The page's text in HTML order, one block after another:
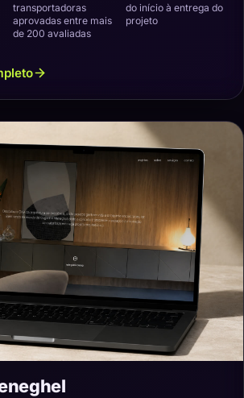
transportadoras
aprovadas entre mais
de 200 avaliadas
do início à entrega do
projeto